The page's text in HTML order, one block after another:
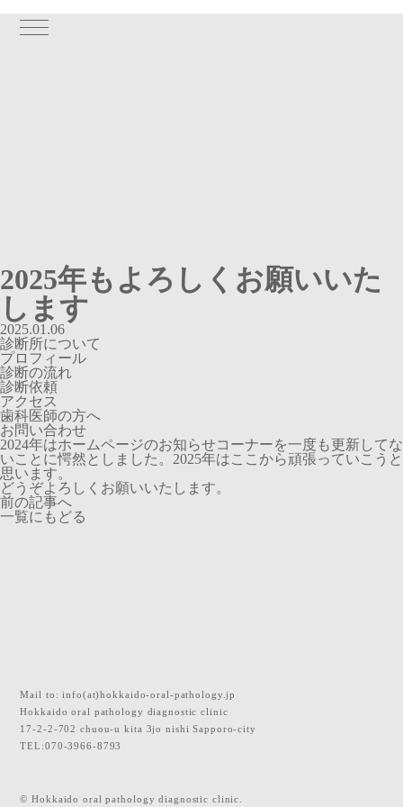
2025年もよろしくお願いいた
します
2025.01.06
診断所について
プロフィール
診断の流れ
診断依頼
アクセス
歯科医師の方へ
お問い合わせ
2024年はホームページのお知らせコーナーを一度も更新してな
いことに愕然としました。2025年はここから頑張っていこうと
思います。
どうぞよろしくお願いいたします。
前の記事へ
一覧にもどる
Mail to: info(at)hokkaido-oral-pathology.jp
Hokkaido oral pathology diagnostic clinic
17-2-2-702 chuou-u kita 3jo nishi Sapporo-city
TEL:070-3966-8793
© Hokkaido oral pathology diagnostic clinic.